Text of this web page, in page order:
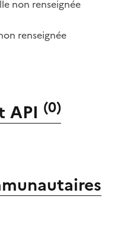
non renseignée
renseignée
API (0)